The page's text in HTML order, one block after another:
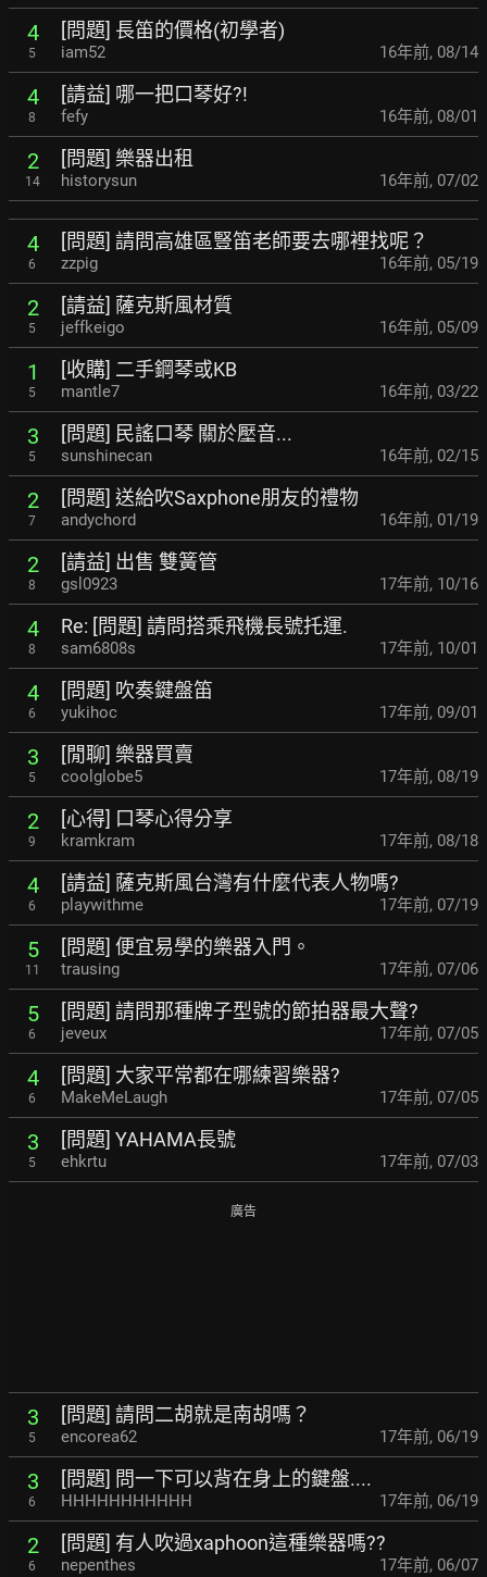
4
5
[問題] 長笛的價格(初學者)
iam52 16年前, 08/14
4
8
[請益] 哪一把口琴好?!
fefy 16年前, 08/01
2
14
[問題] 樂器出租
historysun 16年前, 07/02
4
6
[問題] 請問高雄區豎笛老師要去哪裡找呢？
zzpig 16年前, 05/19
2
5
[請益] 薩克斯風材質
jeffkeigo 16年前, 05/09
1
5
[收購] 二手鋼琴或KB
mantle7 16年前, 03/22
3
5
[問題] 民謠口琴 關於壓音...
sunshinecan 16年前, 02/15
2
7
[問題] 送給吹Saxphone朋友的禮物
andychord 16年前, 01/19
2
8
[請益] 出售 雙簧管
gsl0923 17年前, 10/16
4
8
Re: [問題] 請問搭乘飛機長號托運.
sam6808s 17年前, 10/01
4
6
[問題] 吹奏鍵盤笛
yukihoc 17年前, 09/01
3
5
[閒聊] 樂器買賣
coolglobe5 17年前, 08/19
2
9
[心得] 口琴心得分享
kramkram 17年前, 08/18
4
6
[請益] 薩克斯風台灣有什麼代表人物嗎?
playwithme 17年前, 07/19
5
11
[問題] 便宜易學的樂器入門。
trausing 17年前, 07/06
5
6
[問題] 請問那種牌子型號的節拍器最大聲?
jeveux 17年前, 07/05
4
6
[問題] 大家平常都在哪練習樂器?
MakeMeLaugh 17年前, 07/05
3
5
[問題] YAHAMA長號
ehkrtu 17年前, 07/03
廣告
3
5
[問題] 請問二胡就是南胡嗎？
encorea62 17年前, 06/19
3
6
[問題] 問一下可以背在身上的鍵盤....
HHHHHHHHHHH 17年前, 06/19
2
6
[問題] 有人吹過xaphoon這種樂器嗎??
nepenthes 17年前, 06/07